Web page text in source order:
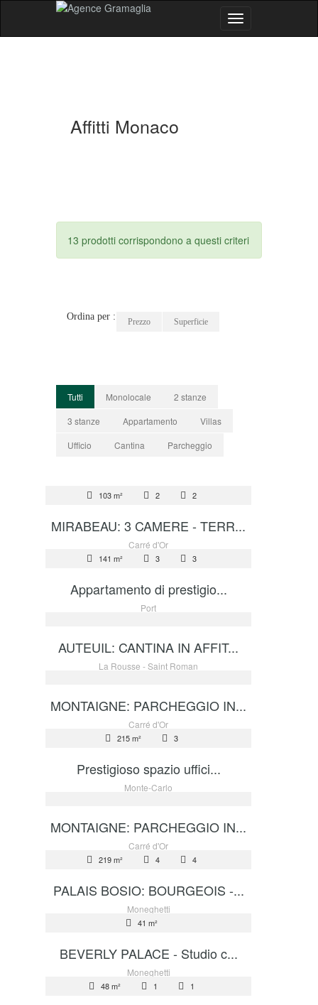
Menu
Affitti Monaco
13 prodotti corrispondono a questi criteri
Ordina per : Prezzo Superficie
Tutti Monolocale
2 stanze
3 stanze
Appartamento
Villas
Ufficio
Cantina Parcheggio
14 500 €
103 m² 2 2
MIRABEAU: 3 CAMERE - TERR...
Carré d'Or
25 000 €
141 m² 3 3
Appartamento di prestigio...
Port
AUTEUIL: CANTINA IN AFFIT...
La Rousse - Saint Roman
MONTAIGNE: PARCHEGGIO IN...
Carré d'Or
215 m² 3
Prestigioso spazio uffici...
Monte-Carlo
MONTAIGNE: PARCHEGGIO IN...
Carré d'Or
32 000 €
219 m² 4 4
PALAIS BOSIO: BOURGEOIS -...
Moneghetti
41 m²
BEVERLY PALACE - Studio c...
Moneghetti
48 m² 1 1